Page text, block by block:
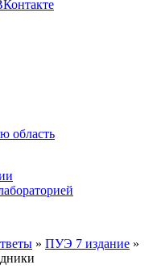
область
» ПУЭ 7 издание »